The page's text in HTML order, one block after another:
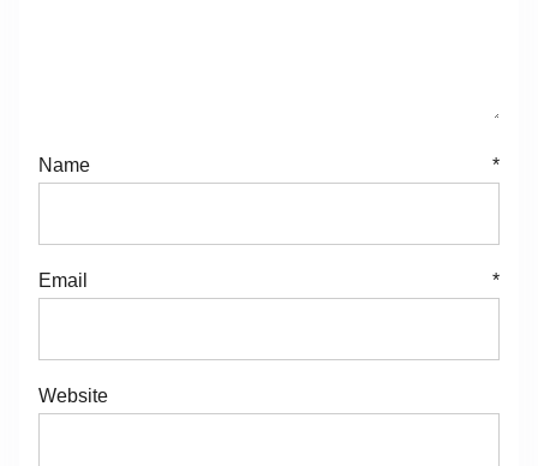
Name *
Email *
Website